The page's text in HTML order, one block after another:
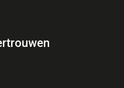
willen dragen
per gebruiker